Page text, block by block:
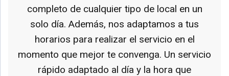
completo de cualquier tipo de local en un
solo día. Además, nos adaptamos a tus
horarios para realizar el servicio en el
momento que mejor te convenga. Un servicio
rápido adaptado al día y la hora que